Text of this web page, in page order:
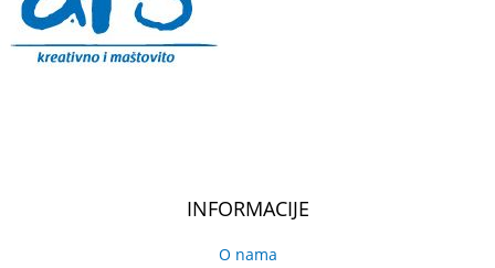
INFORMACIJE
O nama